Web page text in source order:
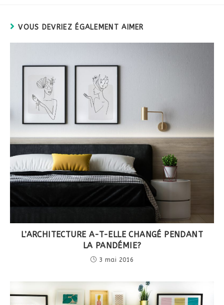
VOUS DEVRIEZ ÉGALEMENT AIMER
L’ARCHITECTURE A-T-ELLE CHANGÉ PENDANT
LA PANDÉMIE?
3 mai 2016